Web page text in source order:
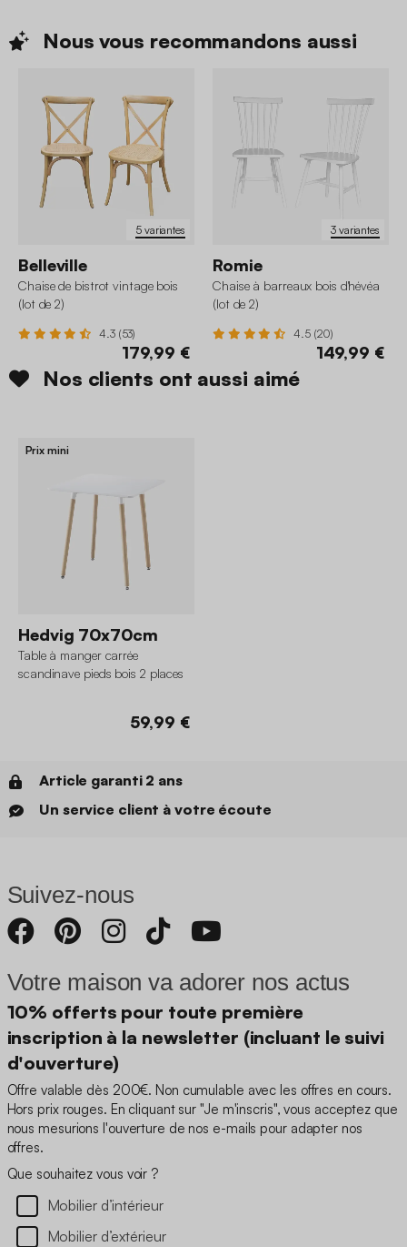
Nous vous recommandons aussi
5 variantes
Belleville
Chaise de bistrot vintage bois
(lot de 2)
4.3 (53)
179,99 €
3 variantes
Romie
Chaise à barreaux bois d'hévéa
(lot de 2)
4.5 (20)
149,99 €
Nos clients ont aussi aimé
Prix mini
Hedvig 70x70cm
Table à manger carrée
scandinave pieds bois 2 places
59,99 €
Article garanti 2 ans
Un service client à votre écoute
Suivez-nous
Votre maison va adorer nos actus
10% offerts pour toute première
inscription à la newsletter (incluant le suivi
d'ouverture)
Offre valable dès 200€. Non cumulable avec les offres en cours.
Hors prix rouges. En cliquant sur "Je m'inscris", vous acceptez que
nous mesurions l'ouverture de nos e-mails pour adapter nos
offres.
Que souhaitez vous voir ?
Mobilier d’intérieur
Mobilier d’extérieur